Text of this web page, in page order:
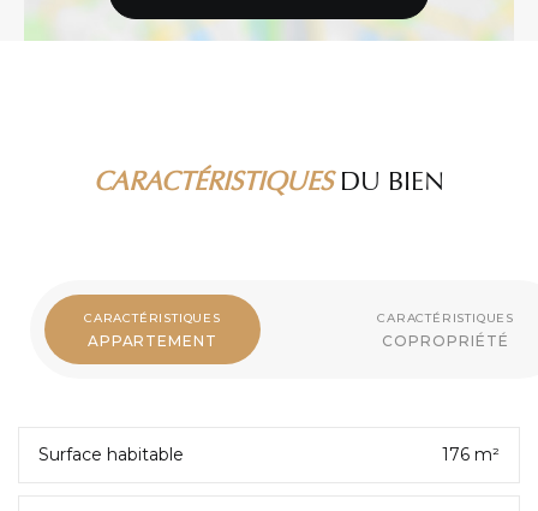
CARACTÉRISTIQUESDU BIEN
CARACTÉRISTIQUES
APPARTEMENT
CARACTÉRISTIQUES
COPROPRIÉTÉ
Surface habitable 176 m²